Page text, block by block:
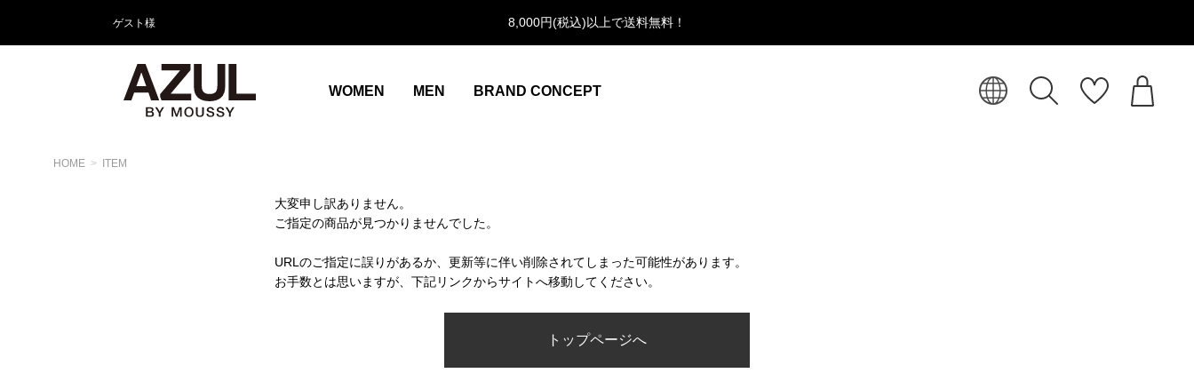
ゲスト様 8,000円(税込)以上で送料無料！
WOMEN MEN BRAND CONCEPT
HOME ITEM
大変申し訳ありません。
ご指定の商品が見つかりませんでした。
URLのご指定に誤りがあるか、更新等に伴い削除されてしまった可能性があります。
お手数とは思いますが、下記リンクからサイトへ移動してください。
トップページへ